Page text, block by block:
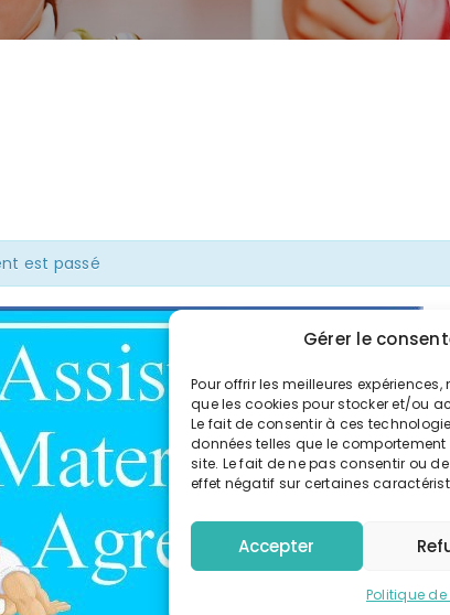
Gérer le
Pour offrir les meilleures
que les cookies pour stocker et/ou
Le fait de consentir à ces
données telles que le
site. Le fait de ne pas consentir ou
effet négatif sur certaines
Accepter
Politique
est passé